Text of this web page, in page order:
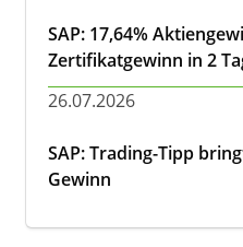
SAP: 17,64%
Zertifikatgewinn in 2
26.07.2026
SAP: Trading-Tipp
Gewinn